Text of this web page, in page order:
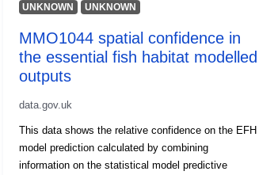
UNKNOWN UNKNOWN
MMO1044 spatial confidence in
the essential fish habitat modelled
outputs
data.gov.uk
This data shows the relative confidence on the EFH
model prediction calculated by combining
information on the statistical model predictive